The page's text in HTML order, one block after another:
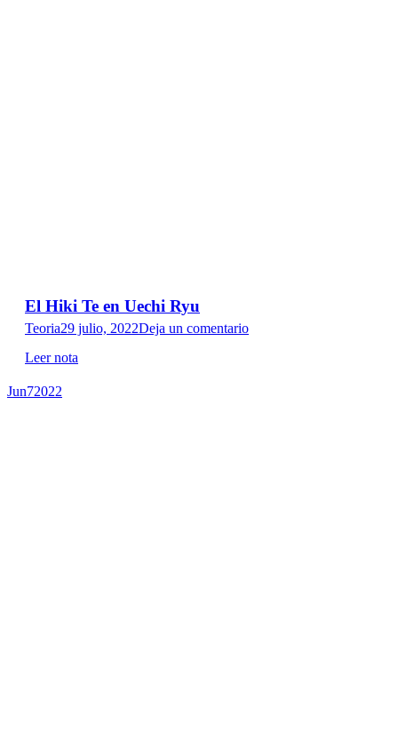
El Hiki Te en Uechi Ryu
Teoria29 julio, 2022Deja un comentario
Leer nota
Jun72022